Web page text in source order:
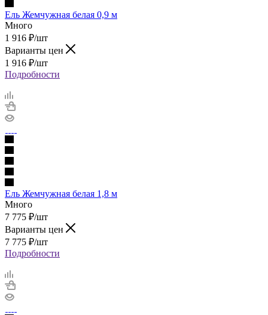
Ель Жемчужная белая 0,9 м
Много
1 916 ₽/шт
Варианты цен
1 916 ₽/шт
Подробности
Ель Жемчужная белая 1,8 м
Много
7 775 ₽/шт
Варианты цен
7 775 ₽/шт
Подробности